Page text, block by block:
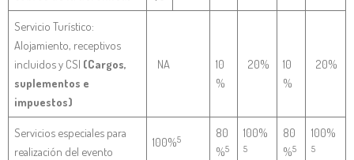
Servicio Turístico:
Alojamiento, receptivos
incluidos y CSI (Cargos,
suplementos e
impuestos)
NA
10
%
20%
10
%
20%
Servicios especiales para
realización del evento
100%5
80
%5
100%
5
80
%5
100%
5